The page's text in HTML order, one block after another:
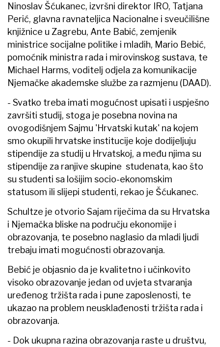
Ninoslav Šćukanec, izvršni direktor IRO, Tatjana
Perić, glavna ravnateljica Nacionalne i sveučilišne
knjižnice u Zagrebu, Ante Babić, zemjenik
ministrice socijalne politike i mladih, Mario Bebić,
pomoćnik ministra rada i mirovinskog sustava, te
Michael Harms, voditelj odjela za komunikacije
Njemačke akademske službe za razmjenu (DAAD).
- Svatko treba imati mogućnost upisati i uspješno
završiti studij, stoga je posebna novina na
ovogodišnjem Sajmu 'Hrvatski kutak' na kojem
smo okupili hrvatske institucije koje dodijeljuju
stipendije za studij u Hrvatskoj, a među njima su
stipendije za ranjive skupine studenata, kao što
su studenti sa lošijim socio-ekonomskim
statusom ili slijepi studenti, rekao je Šćukanec.
Schultze je otvorio Sajam riječima da su Hrvatska
i Njemačka bliske na području ekonomije i
obrazovanja, te posebno naglasio da mladi ljudi
trebaju imati mogućnosti obrazovanja.
Bebić je objasnio da je kvalitetno i učinkovito
visoko obrazovanje jedan od uvjeta stvaranja
uređenog tržišta rada i pune zaposlenosti, te
ukazao na problem neusklađenosti tržišta rada i
obrazovanja.
- Dok ukupna razina obrazovanja raste u društvu,